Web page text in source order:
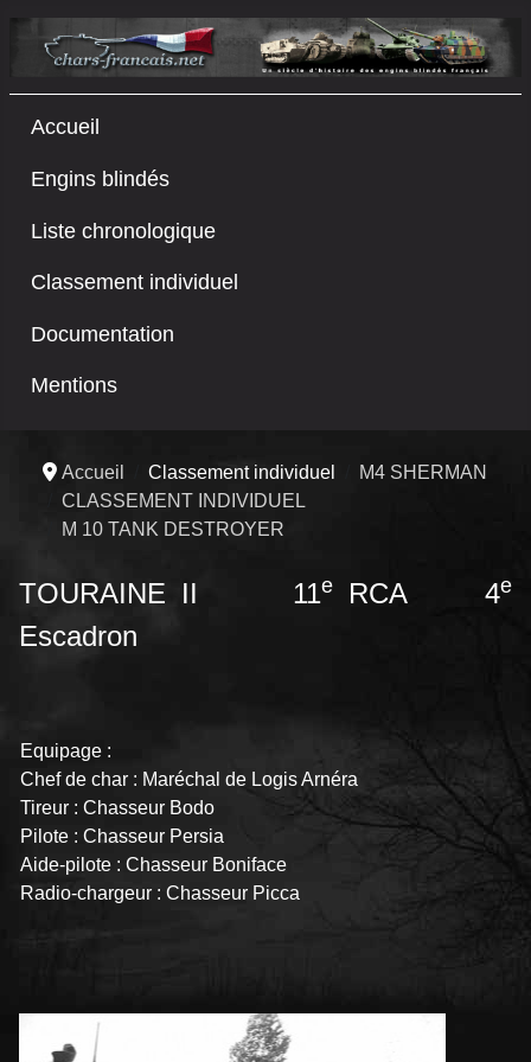
Accueil
Engins blindés
Liste chronologique
Classement individuel
Documentation
Mentions
Accueil Classement individuel
M4 SHERMAN
CLASSEMENT INDIVIDUEL
M 10 TANK DESTROYER
TOURAINE II 11eRCA 4e
Escadron
Equipage :
Chef de char : Maréchal de Logis Arnéra
Tireur : Chasseur Bodo
Pilote : Chasseur Persia
Aide-pilote : Chasseur Boniface
Radio-chargeur : Chasseur Picca